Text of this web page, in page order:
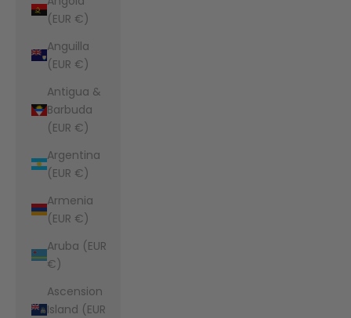
(EUR €)
Anguilla
(EUR €)
Antigua &
Barbuda
(EUR €)
Argentina
(EUR €)
Armenia
(EUR €)
Aruba (EUR
€)
Ascension
Island (EUR